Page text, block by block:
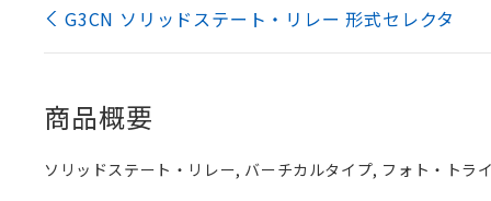
G3CN ソリッドステート・リレー 形式セレクタ
商品概要
ソリッドステート・リレー, バーチカルタイプ, フォト・ト